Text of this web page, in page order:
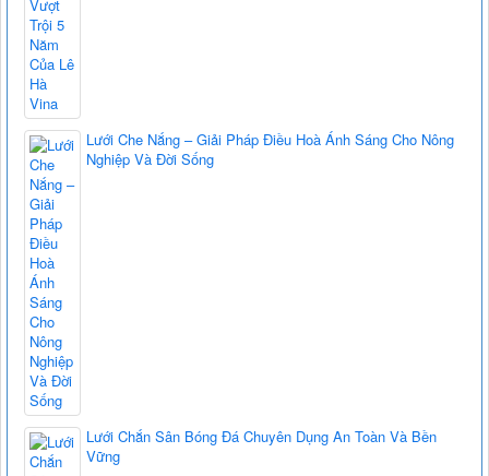
Lưới Che Nắng – Giải Pháp Điều Hoà Ánh Sáng Cho Nông
Nghiệp Và Đời Sống
Lưới Chắn Sân Bóng Đá Chuyên Dụng An Toàn Và Bền
Vững